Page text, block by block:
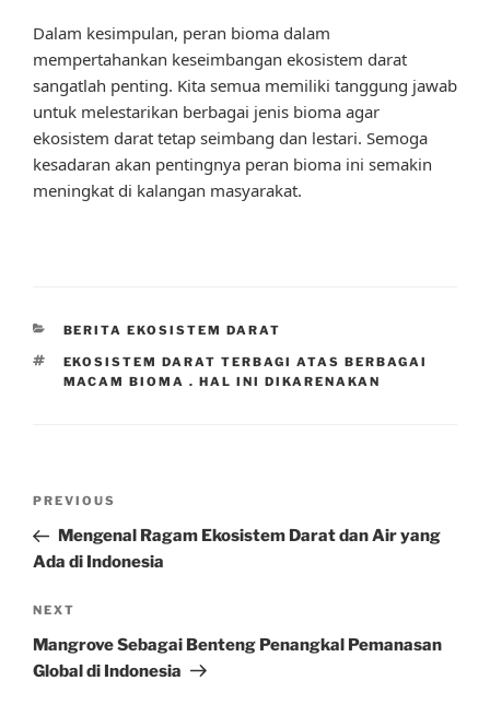
Dalam kesimpulan, peran bioma dalam
mempertahankan keseimbangan ekosistem darat
sangatlah penting. Kita semua memiliki tanggung jawab
untuk melestarikan berbagai jenis bioma agar
ekosistem darat tetap seimbang dan lestari. Semoga
kesadaran akan pentingnya peran bioma ini semakin
meningkat di kalangan masyarakat.
CATEGORIES
BERITA EKOSISTEM DARAT
TAGS
EKOSISTEM DARAT TERBAGI ATAS BERBAGAI
MACAM BIOMA . HAL INI DIKARENAKAN
Previous
Post
PREVIOUS
Mengenal Ragam Ekosistem Darat dan Air yang
Ada di Indonesia
Next
Post
NEXT
Mangrove Sebagai Benteng Penangkal Pemanasan
Global di Indonesia